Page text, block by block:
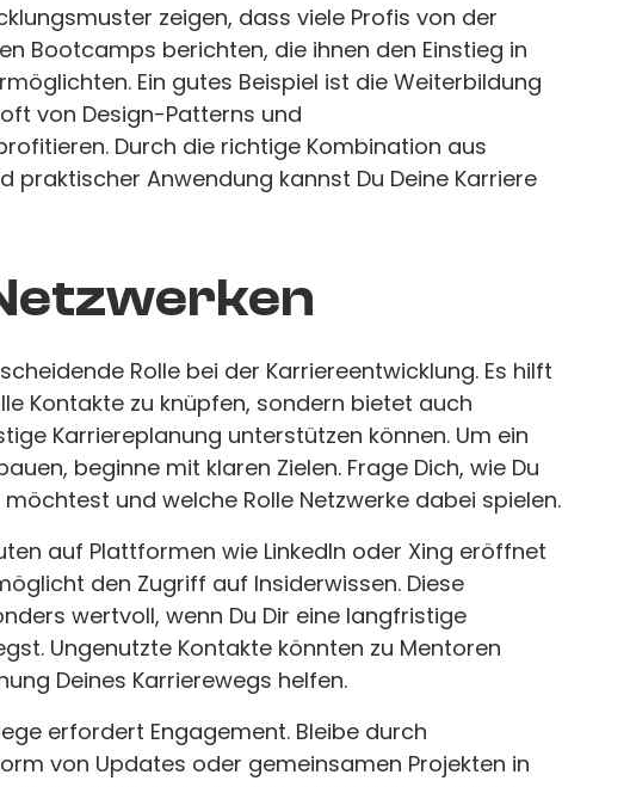
zeigen, dass viele Profis von der
Bootcamps berichten, die ihnen den Einstieg in
Ein gutes Beispiel ist die Weiterbildung
von Design-Patterns und
Durch die richtige Kombination aus
praktischer Anwendung kannst Du Deine Karriere
Rolle bei der Karriereentwicklung. Es hilft
Kontakte zu knüpfen, sondern bietet auch
Karriereplanung unterstützen können. Um ein
beginne mit klaren Zielen. Frage Dich, wie Du
und welche Rolle Netzwerke dabei spielen.
auf Plattformen wie LinkedIn oder Xing eröffnet
den Zugriff auf Insiderwissen. Diese
wertvoll, wenn Du Dir eine langfristige
Ungenutzte Kontakte könnten zu Mentoren
Deines Karrierewegs helfen.
erfordert Engagement. Bleibe durch
von Updates oder gemeinsamen Projekten in